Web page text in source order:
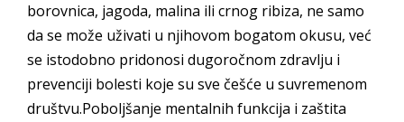
borovnica, jagoda, malina ili crnog ribiza, ne samo
da se može uživati u njihovom bogatom okusu, već
se istodobno pridonosi dugoročnom zdravlju i
prevenciji bolesti koje su sve češće u suvremenom
društvu.Poboljšanje mentalnih funkcija i zaštita